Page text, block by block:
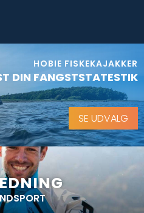
HOBIE FISKEKAJAKKER
DIN FANGSTSTATESTIK
SE UDVALG